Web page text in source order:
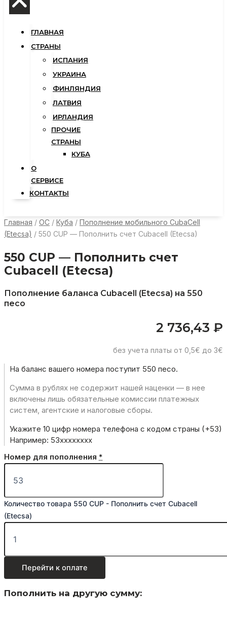
ГЛАВНАЯ
СТРАНЫ
ИСПАНИЯ
УКРАИНА
ФИНЛЯНДИЯ
ЛАТВИЯ
ИРЛАНДИЯ
ПРОЧИЕ
СТРАНЫ
КУБА
О
СЕРВИСЕ
КОНТАКТЫ
Главная / OC / Куба / Пополнение мобильного CubaCell
(Etecsa) / 550 CUP — Пополнить счет Cubacell (Etecsa)
550 CUP — Пополнить счет
Cubacell (Etecsa)
Пополнение баланса Cubacell (Etecsa) на 550
песо
2 736,43 ₽
без учета платы от 0,5€ до 3€
На баланс вашего номера поступит 550 песо.
Сумма в рублях не содержит нашей наценки — в нее
включены лишь обязательные комиссии платежных
систем, агентские и налоговые сборы.
Укажите 10 цифр номера телефона с кодом страны (+53)
Например: 53хххххххх
Номер для пополнения *
Количество товара 550 CUP - Пополнить счет Cubacell
(Etecsa)
Перейти к оплате
Пополнить на другую сумму: